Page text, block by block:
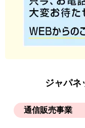
ジャパネ
通信販売事業